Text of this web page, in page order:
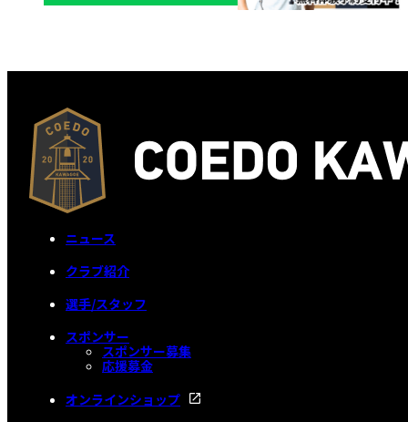
ニュース
クラブ紹介
選手/スタッフ
スポンサー
スポンサー募集
応援募金
オンラインショップ